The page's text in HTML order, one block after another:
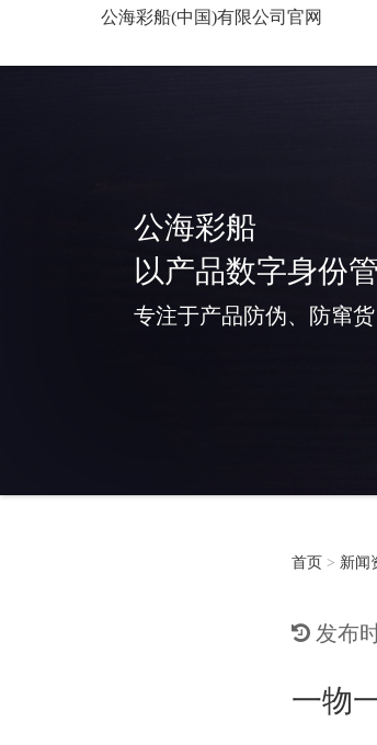
公海彩船(中国)有限公司官网
公海彩船
以产品数字身份
专注于产品防伪、防窜
首页 > 新闻
发布
一物